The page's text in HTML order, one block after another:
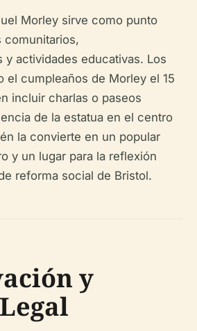
Morley sirve como punto
comunitarios,
y actividades educativas. Los
el cumpleaños de Morley el 15
incluir charlas o paseos
de la estatua en el centro
la convierte en un popular
y un lugar para la reflexión
reforma social de Bristol.
y